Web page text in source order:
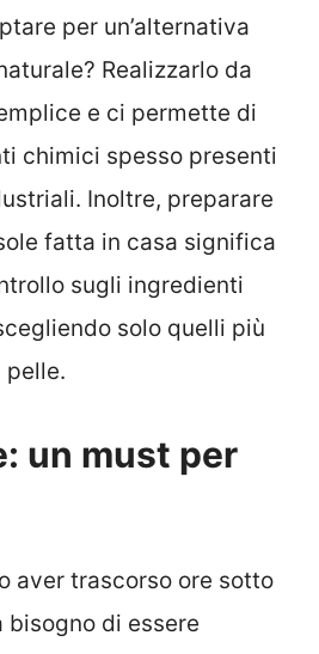
per un’alternativa
Realizzarlo da
e ci permette di
chimici spesso presenti
Inoltre, preparare
fatta in casa significa
sugli ingredienti
solo quelli più
pelle.
un must per
aver trascorso ore sotto
bisogno di essere